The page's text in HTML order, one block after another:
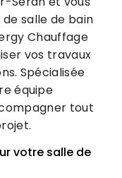
salle de bain
Chauffage
vos travaux
Spécialisée
équipe
tout
votre salle de